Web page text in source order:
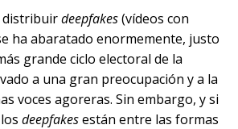
distribuirdeepfakes(vídeos con
ha abaratado enormemente, justo
grande ciclo electoral de la
a una gran preocupación y a la
voces agoreras. Sin embargo, y si
deepfakesestán entre las formas